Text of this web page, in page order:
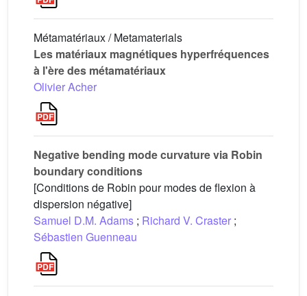
Métamatériaux / Metamaterials
Les matériaux magnétiques hyperfréquences
à l'ère des métamatériaux
Olivier Acher
Negative bending mode curvature via Robin
boundary conditions
[Conditions de Robin pour modes de flexion à
dispersion négative]
Samuel D.M. Adams ; Richard V. Craster ;
Sébastien Guenneau